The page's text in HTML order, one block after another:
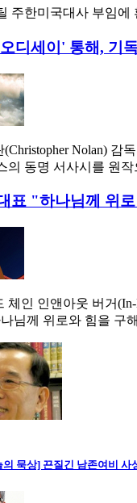
주한미국대사 부임
디세이' 통해, 기
Nolan) 감
의 동명 서사시를 원
표 "하나님께 위
체인 인앤아웃 버거
님께 위로와 힘을 구
묵상] 끈질긴 남존여비 사